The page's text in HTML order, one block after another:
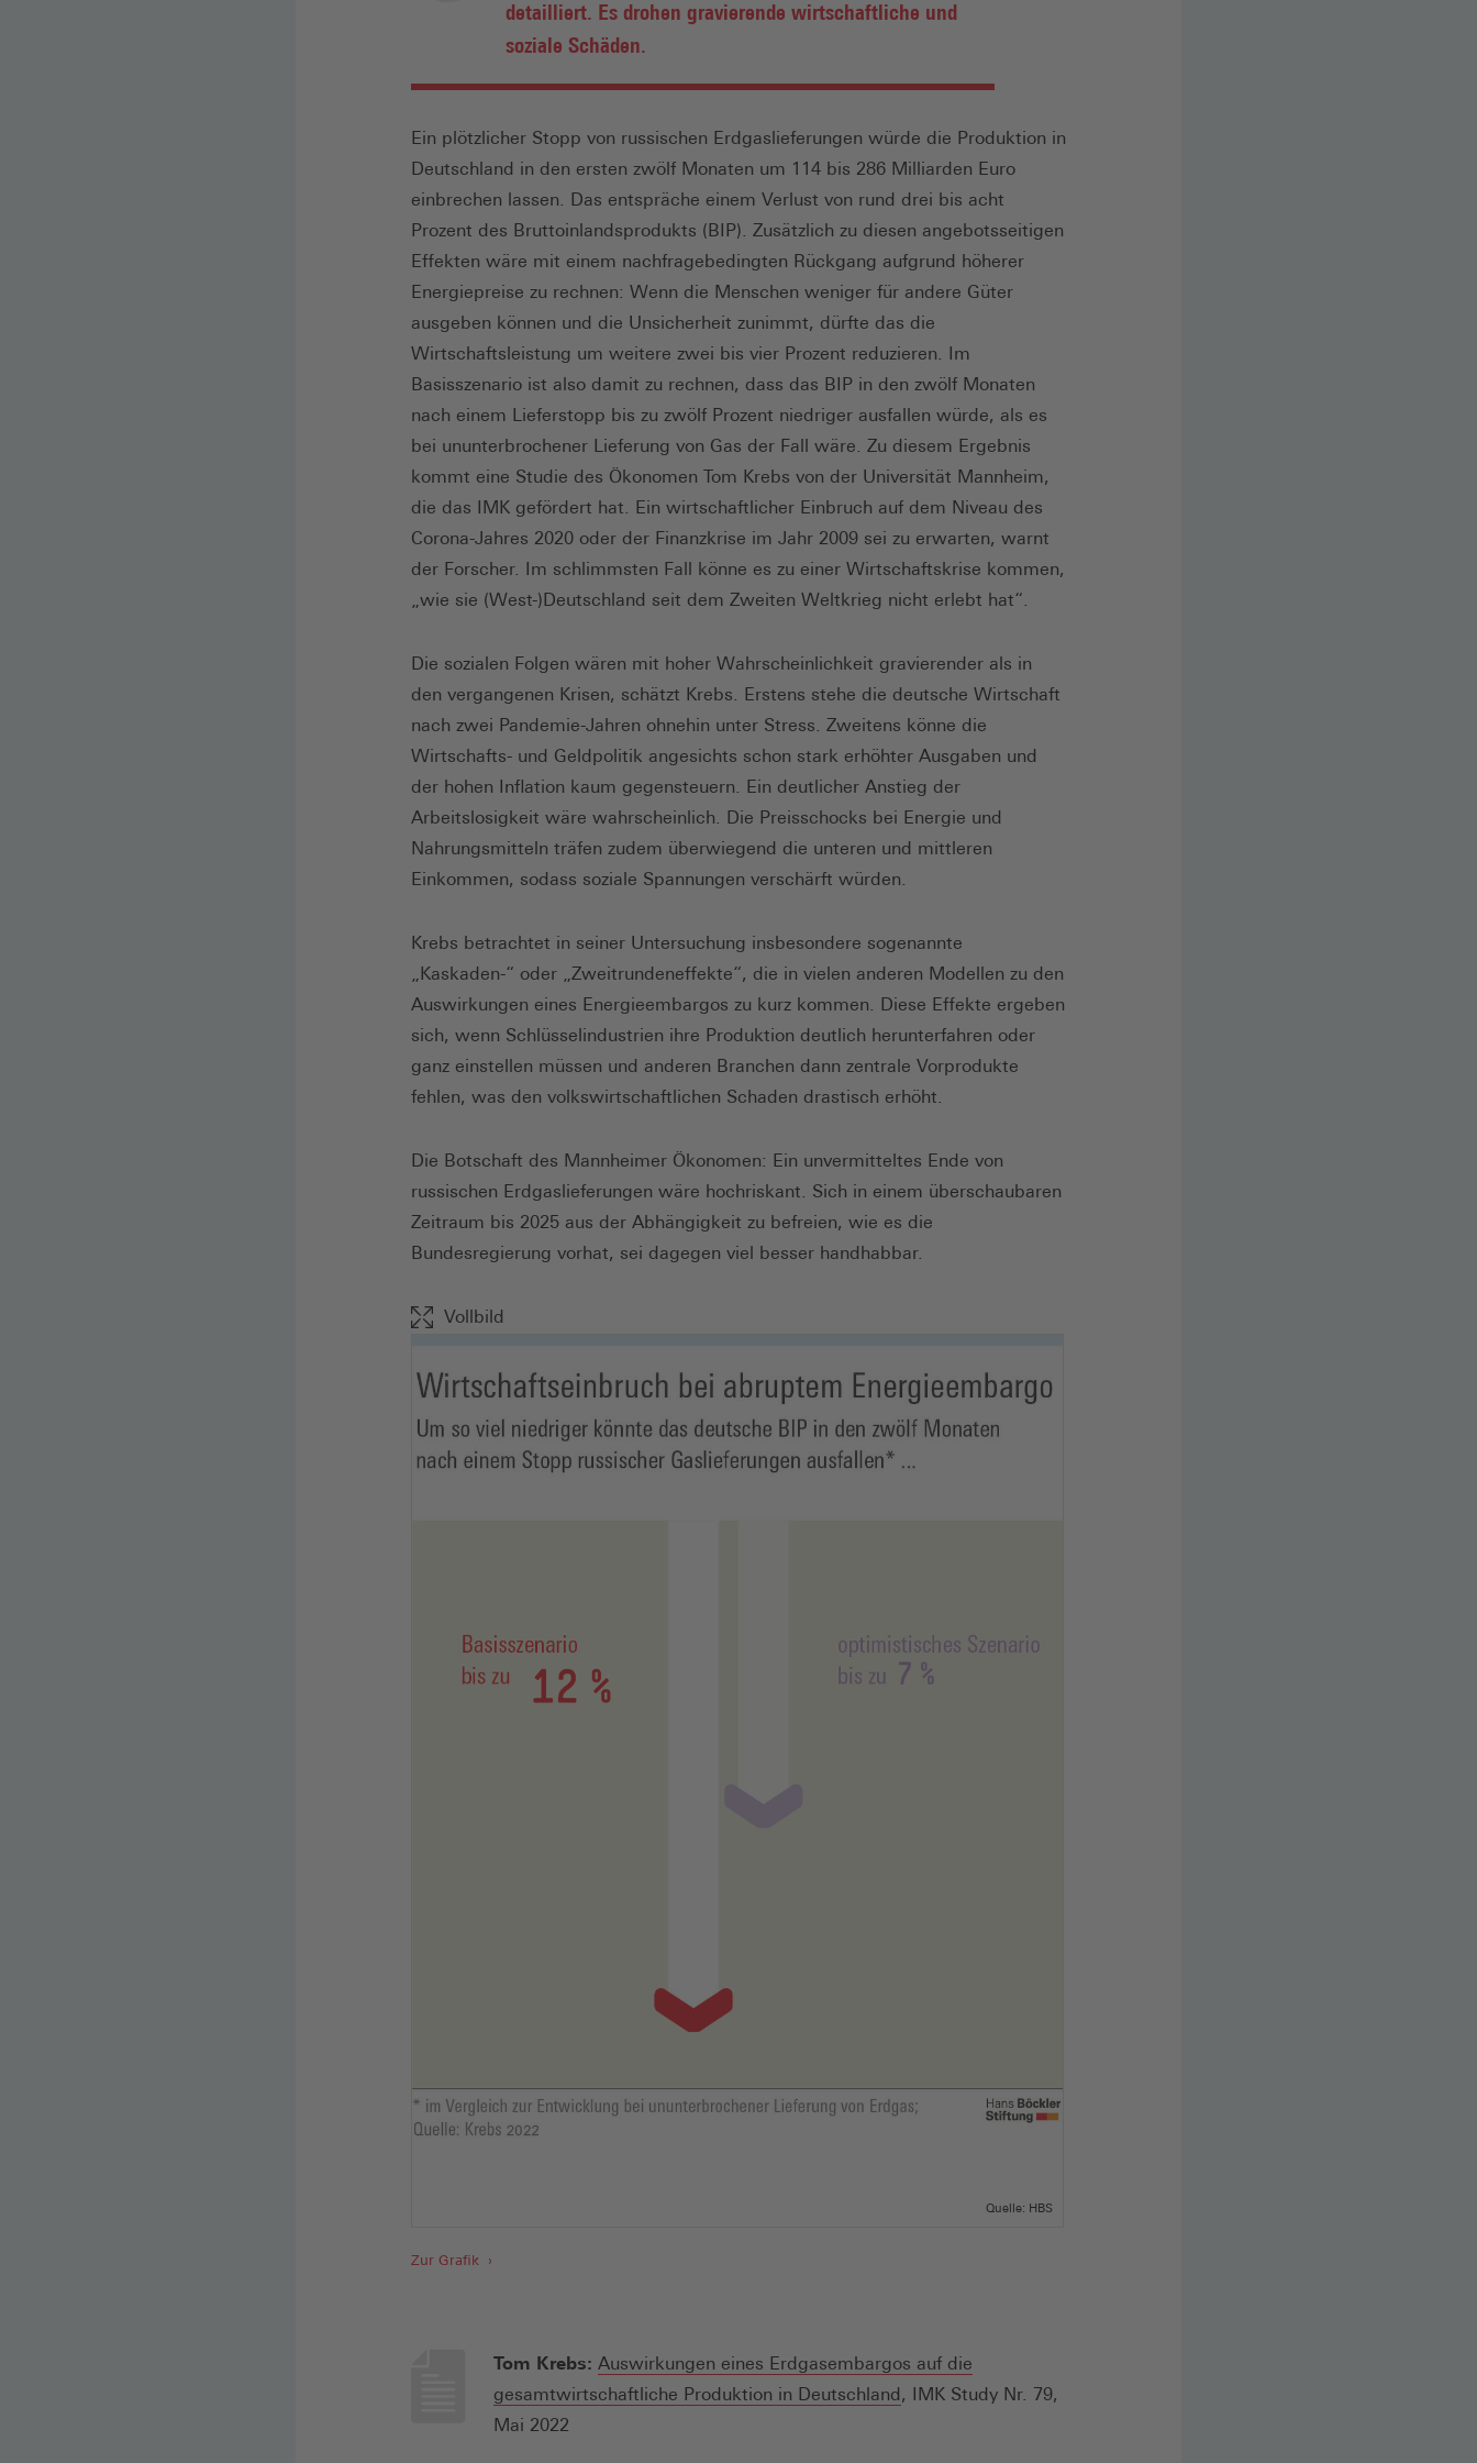
detailliert. Es drohen gravierende wirtschaftliche und
soziale Schäden.
Ein plötzlicher Stopp von russischen Erdgaslieferungen würde die Produktion in
Deutschland in den ersten zwölf Monaten um 114 bis 286 Milliarden Euro
einbrechen lassen. Das entspräche einem Verlust von rund drei bis acht
Prozent des Bruttoinlandsprodukts (BIP). Zusätzlich zu diesen angebotsseitigen
Effekten wäre mit einem nachfragebedingten Rückgang aufgrund höherer
Energiepreise zu rechnen: Wenn die Menschen weniger für andere Güter
ausgeben können und die Unsicherheit zunimmt, dürfte das die
Wirtschaftsleistung um weitere zwei bis vier Prozent reduzieren. Im
Basisszenario ist also damit zu rechnen, dass das BIP in den zwölf Monaten
nach einem Lieferstopp bis zu zwölf Prozent niedriger ausfallen würde, als es
bei ununterbrochener Lieferung von Gas der Fall wäre. Zu diesem Ergebnis
kommt eine Studie des Ökonomen Tom Krebs von der Universität Mannheim,
die das IMK gefördert hat. Ein wirtschaftlicher Einbruch auf dem Niveau des
Corona-Jahres 2020 oder der Finanzkrise im Jahr 2009 sei zu erwarten, warnt
der Forscher. Im schlimmsten Fall könne es zu einer Wirtschaftskrise kommen,
„wie sie (West-)Deutschland seit dem Zweiten Weltkrieg nicht erlebt hat“.
Die sozialen Folgen wären mit hoher Wahrscheinlichkeit gravierender als in
den vergangenen Krisen, schätzt Krebs. Erstens stehe die deutsche Wirtschaft
nach zwei Pandemie-Jahren ohnehin unter Stress. Zweitens könne die
Wirtschafts- und Geldpolitik angesichts schon stark erhöhter Ausgaben und
der hohen Inflation kaum gegensteuern. Ein deutlicher Anstieg der
Arbeitslosigkeit wäre wahrscheinlich. Die Preisschocks bei Energie und
Nahrungsmitteln träfen zudem überwiegend die unteren und mittleren
Einkommen, sodass soziale Spannungen verschärft würden.
Krebs betrachtet in seiner Untersuchung insbesondere sogenannte
„Kaskaden-“ oder „Zweitrundeneffekte“, die in vielen anderen Modellen zu den
Auswirkungen eines Energieembargos zu kurz kommen. Diese Effekte ergeben
sich, wenn Schlüsselindustrien ihre Produktion deutlich herunterfahren oder
ganz einstellen müssen und anderen Branchen dann zentrale Vorprodukte
fehlen, was den volkswirtschaftlichen Schaden drastisch erhöht.
Die Botschaft des Mannheimer Ökonomen: Ein unvermitteltes Ende von
russischen Erdgaslieferungen wäre hochriskant. Sich in einem überschaubaren
Zeitraum bis 2025 aus der Abhängigkeit zu befreien, wie es die
Bundesregierung vorhat, sei dagegen viel besser handhabbar.
Vollbild
Quelle: HBS
Zur Grafik
Tom Krebs: Auswirkungen eines Erdgasembargos auf die
gesamtwirtschaftliche Produktion in Deutschland (Öffnet
, IMK Study Nr. 79,
Mai 2022